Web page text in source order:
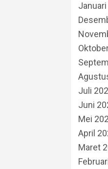
Juli
Juni
Mei
April
Maret